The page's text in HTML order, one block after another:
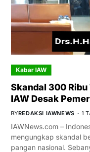
Kabar IAW
Skandal 300
IAW Desak
BYREDAKSI IAWNEWS 1
IAWNews.com –
mengungkap skandal
pangan nasional.